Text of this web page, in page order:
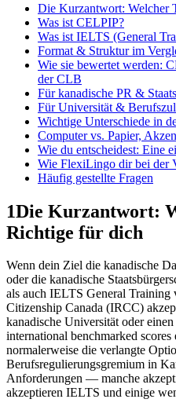
Die Kurzantwort: Welcher
Was ist CELPIP?
Was ist IELTS (General
Format & Struktur im
Wie sie bewertet werden:
der CLB
Für kanadische PR &
Für Universität &
Wichtige Unterschiede in
Computer vs. Papier,
Wie du entscheidest: Eine
Wie FlexiLingo dir bei der
Häufig gestellte Fragen
1Die Kurzantwort:
Richtige für dich
Wenn dein Ziel die kanadische
oder die kanadische
als auch IELTS General Training
Citizenship Canada (IRCC)
kanadische Universität oder
international benchmarked
normalerweise die verlangte
Berufsregulierungsgremium in
Anforderungen — manche
akzeptieren IELTS und einige